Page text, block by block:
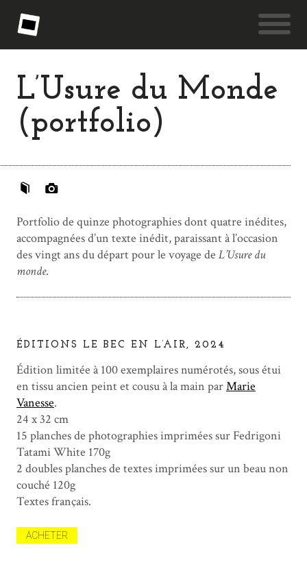
L’Usure du Monde
(portfolio)
Portfolio de quinze photographies dont quatre inédites,
accompagnées d’un texte inédit, paraissant à l’occasion
des vingt ans du départ pour le voyage de L’Usure du
monde.
ÉDITIONS LE BEC EN L’AIR, 2024
Édition limitée à 100 exemplaires numérotés, sous étui
en tissu ancien peint et cousu à la main parMarie
Vanesse.
24 x 32 cm
15 planches de photographies imprimées sur Fedrigoni
Tatami White 170g
2 doubles planches de textes imprimées sur un beau non
couché 120g
Textes français.
ACHETER